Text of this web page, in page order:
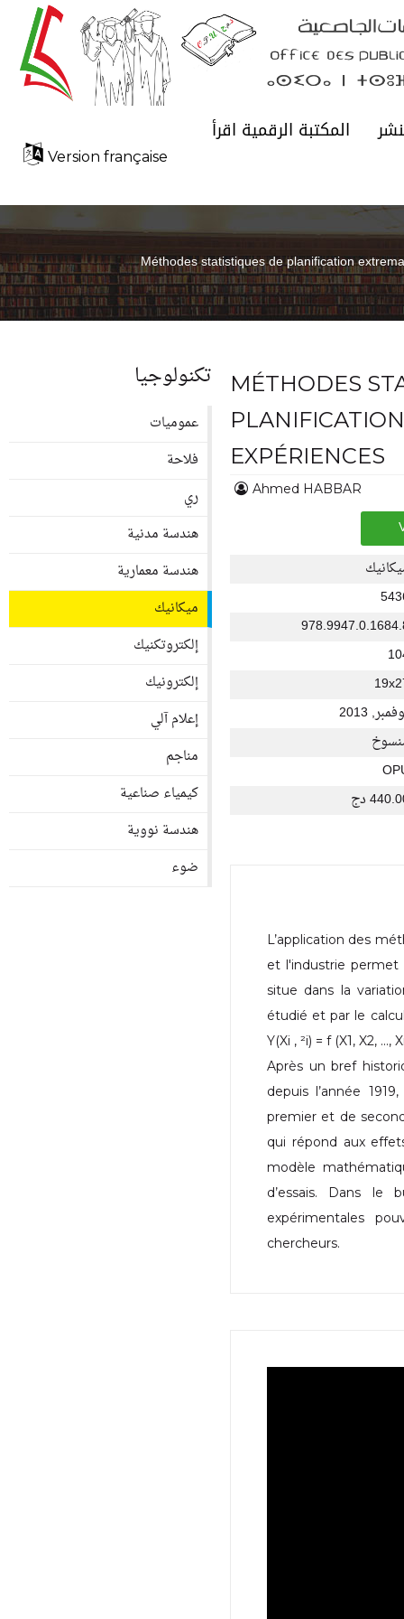
المكتبة الرقمية اقرأ
Version française
Méthodes statistiques de planification
MÉTHODES
EXPÉRIENCES
Ahmed HABBAR
2013
دج
L’application des
et l'industrie permet
situe dans la
étudié et par le
Y(Xi , ²i) = f (X1, X2, ...,
Après un bref
depuis l’année
premier et de
qui répond aux
modèle
d’essais. Dans le
expérimentales
chercheurs.
تكنولوجيا
عموميات
فلاحة
ري
هندسة مدنية
هندسة معمارية
ميكانيك
إلكتروتكنيك
إلكترونيك
إعلام آلي
مناجم
كيمياء صناعية
هندسة نووية
ضوء